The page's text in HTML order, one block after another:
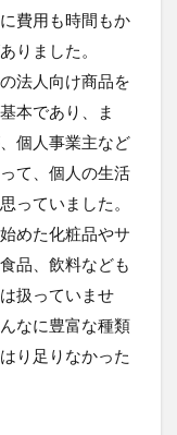
費用も時間もか
りました。
法人向け商品を
本であり、ま
個人事業主など
て、個人の生活
っていました。
めた化粧品やサ
品、飲料なども
扱っていませ
なに豊富な種類
り足りなかった